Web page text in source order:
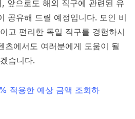
앞으로도 해외 직구에 관련된 유
공유해 드릴 예정입니다. 모인 비
고 편리한 독일 직구를 경험하시
츠에서도 여러분에게 도움이 될
습니다.
적용한 예상 금액 조회하